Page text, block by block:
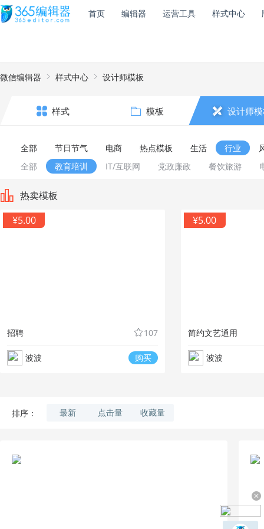
首页 编辑器 运营工具 样式中心
微信编辑器 样式中心 设计师模板
样式 模板 设计师
全部 节日节气 电商 热点模板 生活
行业
全部
教育培训 IT/互联网 党政廉政 餐饮旅游
热卖模板
¥5.00
招聘 107
波波 购买
¥5.00
简约文艺通用
波波
排序： 最新 点击量 收藏量